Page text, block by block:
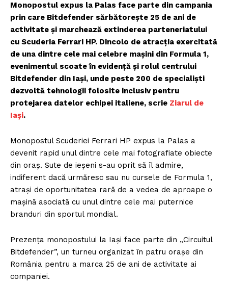
Monopostul expus la Palas face parte din campania
prin care Bitdefender sărbătorește 25 de ani de
activitate și marchează extinderea parteneriatului
cu Scuderia Ferrari HP. Dincolo de atracția exercitată
de una dintre cele mai celebre mașini din Formula 1,
evenimentul scoate în evidență și rolul centrului
Bitdefender din Iași, unde peste 200 de specialiști
dezvoltă tehnologii folosite inclusiv pentru
protejarea datelor echipei italiene, scrie Ziarul de
Iași.
Monopostul Scuderiei Ferrari HP expus la Palas a
devenit rapid unul dintre cele mai fotografiate obiecte
din oraș. Sute de ieșeni s-au oprit să îl admire,
indiferent dacă urmăresc sau nu cursele de Formula 1,
atrași de oportunitatea rară de a vedea de aproape o
mașină asociată cu unul dintre cele mai puternice
branduri din sportul mondial.
Prezența monopostului la Iași face parte din „Circuitul
Bitdefender”, un turneu organizat în patru orașe din
România pentru a marca 25 de ani de activitate ai
companiei.